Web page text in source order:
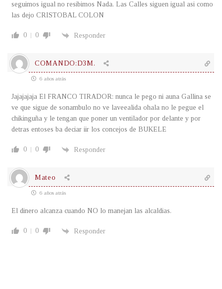
seguimos igual no resibimos Nada. Las Calles siguen igual asi como
las dejo CRISTOBAL COLON
0 0 Responder
COMANDO:D3M.
6 años atrás
Jajajajaja El FRANCO TIRADOR: nunca le pego ni auna Gallina se
ve que sigue de sonambulo no ve laveealida ohala no le pegue el
chikinguña y le tengan que poner un ventilador por delante y por
detras entoses ba deciar iir los concejos de BUKELE
0 0 Responder
Mateo
6 años atrás
El dinero alcanza cuando NO lo manejan las alcaldias.
0 0 Responder